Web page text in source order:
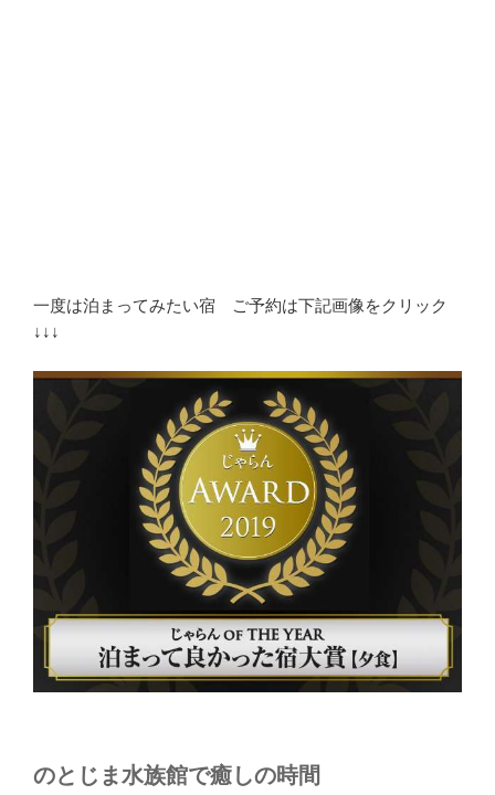
一度は泊まってみたい宿 ご予約は下記画像をクリック
↓↓↓
のとじま水族館で癒しの時間